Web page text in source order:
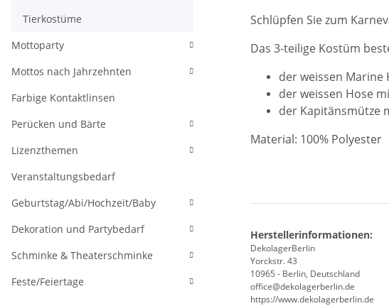
Schlüpfen Sie zum
Das 3-teilige Kostüm
der weissen Marine
der weissen Hose
der Kapitänsmütze
Material: 100% Polyester
Herstellerinformationen:
DekolagerBerlin
Yorckstr. 43
10965 - Berlin, Deutschland
office@dekolagerberlin.de
https://www.dekolagerberlin.de
Tierkostüme
Mottoparty
Mottos nach Jahrzehnten
Farbige Kontaktlinsen
Perücken und Bärte
Lizenzthemen
Veranstaltungsbedarf
Geburtstag/Abi/Hochzeit/Baby
Dekoration und Partybedarf
Schminke & Theaterschminke
Feste/Feiertage